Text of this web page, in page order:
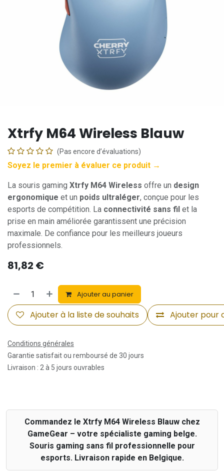
Xtrfy M64 Wireless Blauw
(Pas encore d’évaluations)
Soyez le premier à évaluer ce produit →
La souris gaming Xtrfy M64 Wireless offre un design
ergonomique et un poids ultraléger, conçue pour les
esports de compétition. La connectivité sans fil et la
prise en main améliorée garantissent une précision
maximale. De confiance pour les meilleurs joueurs
professionnels.
81,82 €
Ajouter au panier
Ajouter pour
Ajouter à la liste de souhaits
Conditions générales
Garantie satisfait ou remboursé de 30 jours
Livraison : 2 à 5 jours ouvrables
Commandez le Xtrfy M64 Wireless Blauw chez
GameGear – votre spécialiste gaming belge.
Souris gaming sans fil professionnelle pour
esports. Livraison rapide en Belgique.